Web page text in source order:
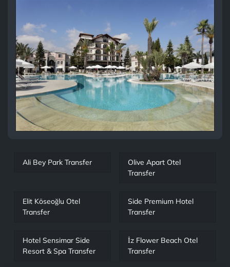
Ali Bey Park Transfer
Olive Apart Otel
Transfer
Elit Köseoğlu Otel
Transfer
Side Premium Hotel
Transfer
Hotel Sensimar Side
Resort & Spa Transfer
İz Flower Beach Otel
Transfer